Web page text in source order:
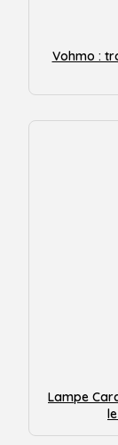
Vohmo :
Lampe